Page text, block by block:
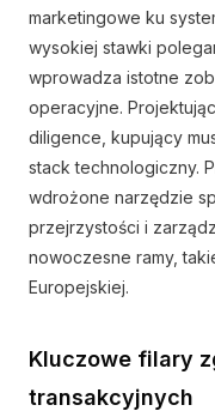
marketingowe ku
wysokiej stawki
wprowadza istotne
operacyjne.
diligence, kupujący
stack technologiczny.
wdrożone narzędzie
przejrzystości i
nowoczesne ramy,
Europejskiej.
Kluczowe filary
transakcyjnych